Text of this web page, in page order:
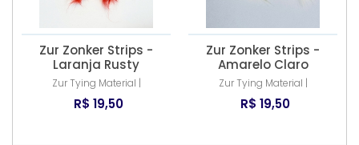
Zur Zonker Strips -
Laranja Rusty
Zur Tying Material |
R$ 19,50
Zur Zonker Strips -
Amarelo Claro
Zur Tying Material |
R$ 19,50